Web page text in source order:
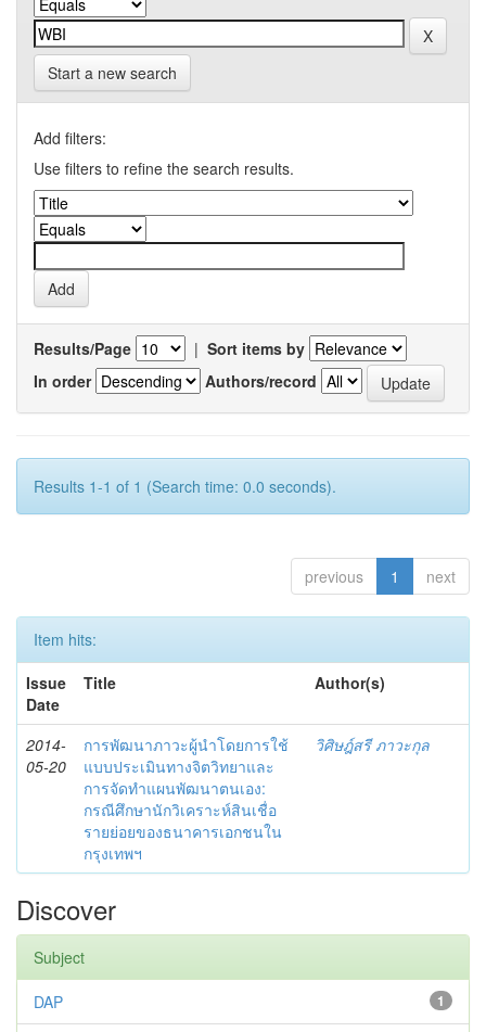
Start a new search
Add filters:
Use filters to refine the search results.
Results/Page | Sort items by
In order
Authors/record
Results 1-1 of 1 (Search time: 0.0 seconds).
previous 1 next
Item hits:
Issue
Date
Title Author(s)
2014-
05-20
การพัฒนาภาวะผู้นำโดยการใช้
แบบประเมินทางจิตวิทยาและ
การจัดทำแผนพัฒนาตนเอง:
กรณีศึกษานักวิเคราะห์สินเชื่อ
รายย่อยของธนาคารเอกชนใน
กรุงเทพฯ
วิศิษฎ์สรี ภาวะกุล
Discover
Subject
1
DAP